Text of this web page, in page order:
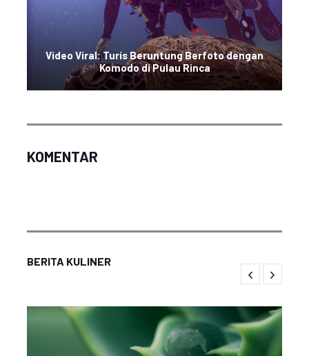
Video Viral: Turis Beruntung Berfoto dengan
Komodo di Pulau Rinca
KOMENTAR
BERITA KULINER